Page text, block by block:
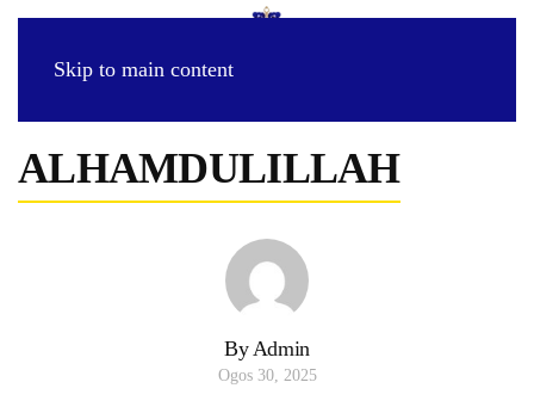
Skip to main content
ALHAMDULILLAH
By Admin
Ogos 30, 2025